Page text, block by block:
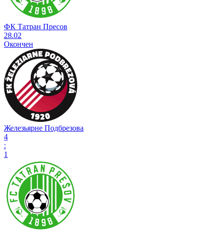
ФК Татран Пресов
28.02
Окончен
Железьярне Подбрезова
4
:
1